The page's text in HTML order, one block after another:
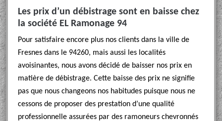
Les prix d’un débistrage sont en baisse chez
la société EL Ramonage 94
Pour satisfaire encore plus nos clients dans la ville de
Fresnes dans le 94260, mais aussi les localités
avoisinantes, nous avons décidé de baisser nos prix en
matière de débistrage. Cette baisse des prix ne signifie
pas que nous changeons nos habitudes puisque nous ne
cessons de proposer des prestation d’une qualité
professionnelle assurées par des ramoneurs chevronnés